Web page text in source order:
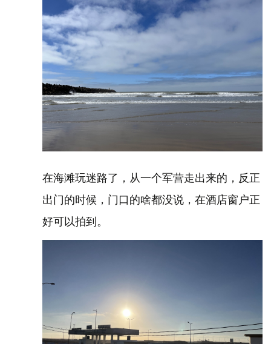
在海滩玩迷路了，从一个军营走出来的，反正
出门的时候，门口的啥都没说，在酒店窗户正
好可以拍到。